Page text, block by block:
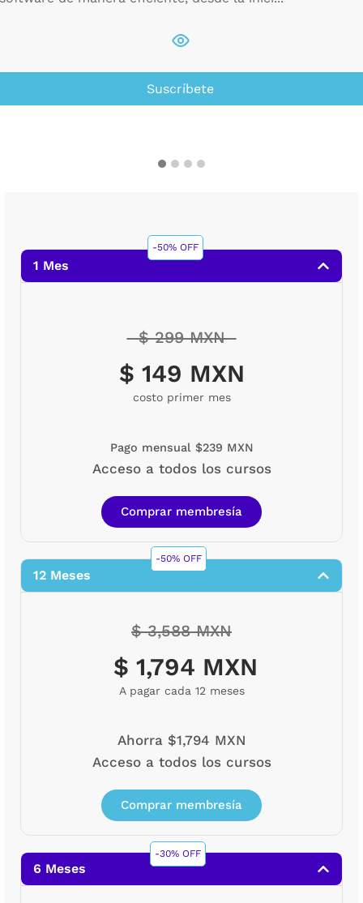
Suscríbete
-50% OFF
1 Mes
$ 299 MXN
$ 149 MXN
costo primer mes
Pago mensual $239 MXN
Acceso a todos los cursos
Comprar membresía
-50% OFF
12 Meses
$ 3,588 MXN
$ 1,794 MXN
A pagar cada 12 meses
Ahorra $1,794 MXN
Acceso a todos los cursos
Comprar membresía
-30% OFF
6 Meses